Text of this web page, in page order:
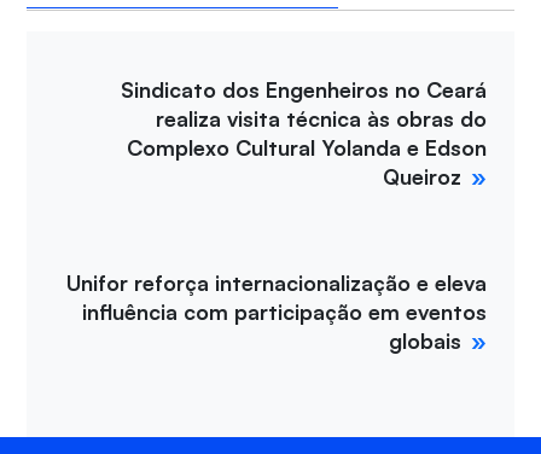
Sindicato dos Engenheiros no Ceará
realiza visita técnica às obras do
Complexo Cultural Yolanda e Edson
Queiroz
Unifor reforça internacionalização e eleva
influência com participação em eventos
globais